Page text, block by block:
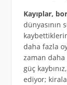
Kayıplar,
dünyasının
daha fazla
zaman daha
güç
ediyor;